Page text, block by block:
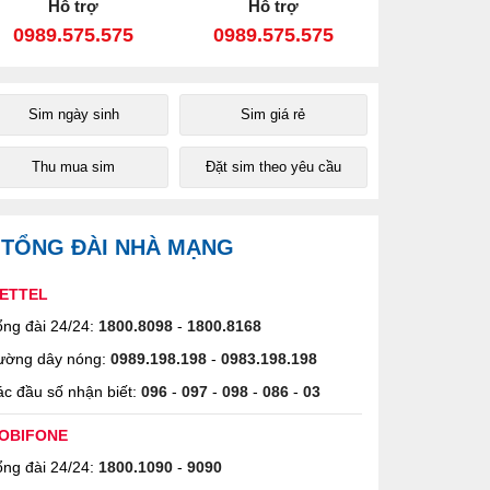
Hỗ trợ
0989.575.575
Hỗ trợ
0989.575.575
Sim ngày sinh Sim giá rẻ
Thu mua sim Đặt sim theo yêu cầu
TỔNG ĐÀI NHÀ MẠNG
đài 24/24: 1800.8098 - 1800.8168
dây nóng: 0989.198.198 - 0983.198.198
đầu số nhận biết: 096 - 097 - 098 - 086 - 03
đài 24/24: 1800.1090 - 9090